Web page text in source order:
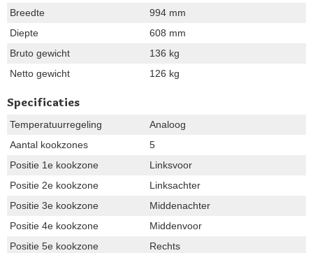
Breedte
994 mm
Diepte
608 mm
Bruto gewicht
136 kg
Netto gewicht
126 kg
Specificaties
Temperatuurregeling
Analoog
Aantal kookzones
5
Positie 1e kookzone
Linksvoor
Positie 2e kookzone
Linksachter
Positie 3e kookzone
Middenachter
Positie 4e kookzone
Middenvoor
Positie 5e kookzone
Rechts